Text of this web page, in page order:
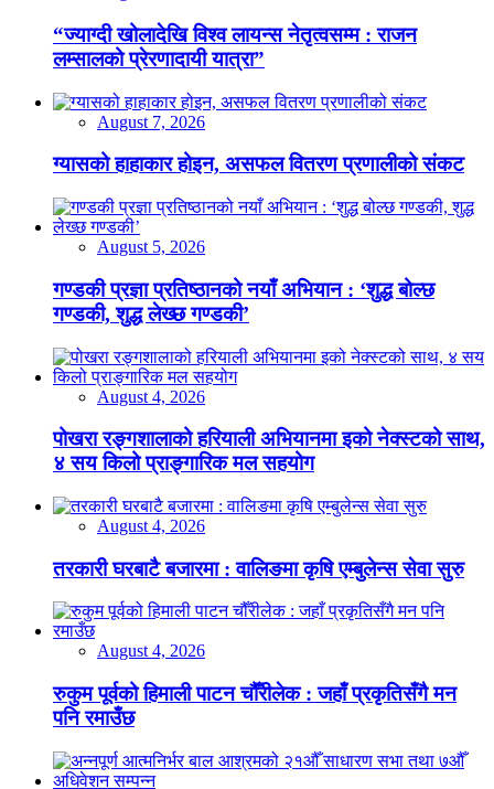
“ज्याग्दी खोलादेखि विश्व लायन्स नेतृत्वसम्म : राजन
लम्सालको प्रेरणादायी यात्रा”
August 7, 2026
ग्यासको हाहाकार होइन, असफल वितरण प्रणालीको संकट
August 5, 2026
गण्डकी प्रज्ञा प्रतिष्ठानको नयाँ अभियान : ‘शुद्ध बोल्छ
गण्डकी, शुद्ध लेख्छ गण्डकी’
August 4, 2026
पोखरा रङ्गशालाको हरियाली अभियानमा इको नेक्स्टको साथ,
४ सय किलो प्राङ्गारिक मल सहयोग
August 4, 2026
तरकारी घरबाटै बजारमा : वालिङमा कृषि एम्बुलेन्स सेवा सुरु
August 4, 2026
रुकुम पूर्वको हिमाली पाटन चौँरीलेक : जहाँ प्रकृतिसँगै मन
पनि रमाउँछ